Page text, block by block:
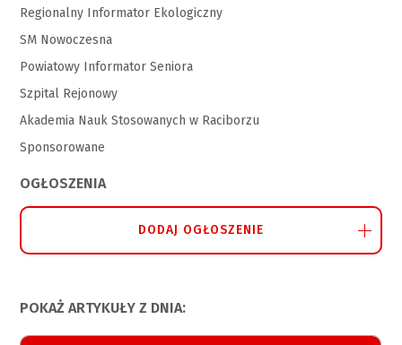
Regionalny Informator Ekologiczny
SM Nowoczesna
Powiatowy Informator Seniora
Szpital Rejonowy
Akademia Nauk Stosowanych w Raciborzu
Sponsorowane
OGŁOSZENIA
DODAJ OGŁOSZENIE
POKAŻ ARTYKUŁY Z DNIA: